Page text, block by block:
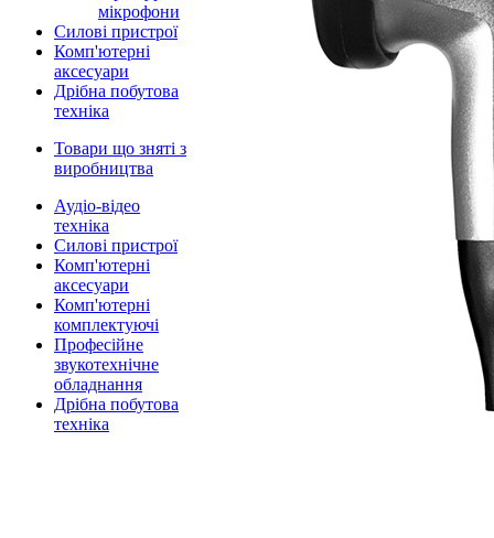
мікрофони
Силові пристрої
Комп'ютерні
аксесуари
Дрібна побутова
техніка
Товари що зняті з
виробництва
Аудіо-відео
техніка
Силові пристрої
Комп'ютерні
аксесуари
Комп'ютерні
комплектуючі
Професійне
звукотехнічне
обладнання
Дрібна побутова
техніка